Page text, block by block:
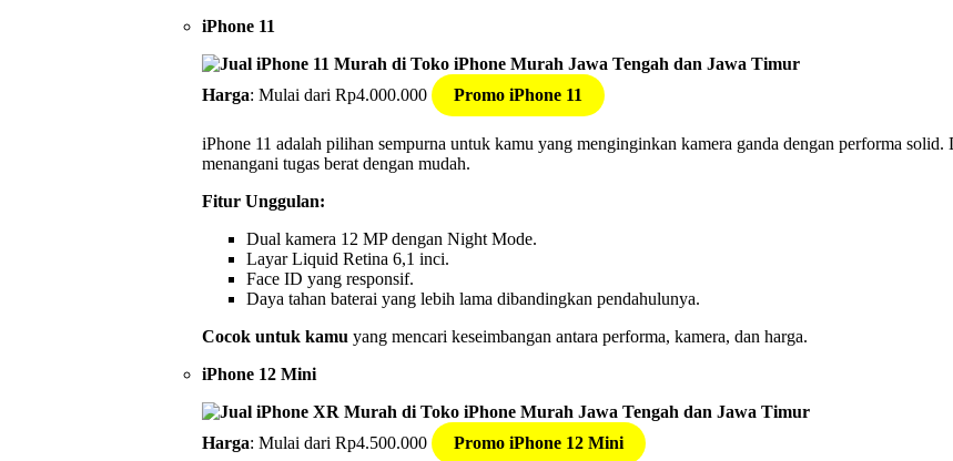
iPhone 11
Harga: Mulai dari Rp4.000.000 Promo iPhone 11
iPhone 11 adalah pilihan sempurna untuk kamu yang menginginkan kamera ganda dengan performa
menangani tugas berat dengan mudah.
Fitur Unggulan:
Dual kamera 12 MP dengan Night Mode.
Layar Liquid Retina 6,1 inci.
Face ID yang responsif.
Daya tahan baterai yang lebih lama dibandingkan pendahulunya.
Cocok untuk kamu yang mencari keseimbangan antara performa, kamera, dan harga.
iPhone 12 Mini
Harga: Mulai dari Rp4.500.000 Promo iPhone 12 Mini